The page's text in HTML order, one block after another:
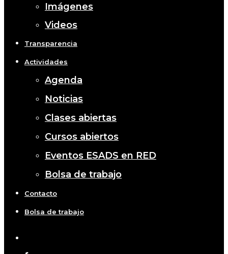
Imágenes
Videos
Transparencia
Actividades
Agenda
Noticias
Clases abiertas
Cursos abiertos
Eventos ESADS en RED
Bolsa de trabajo
Contacto
Bolsa de trabajo